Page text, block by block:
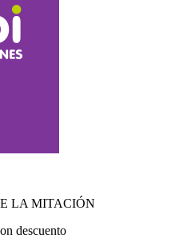
LA MITACIÓN
descuento